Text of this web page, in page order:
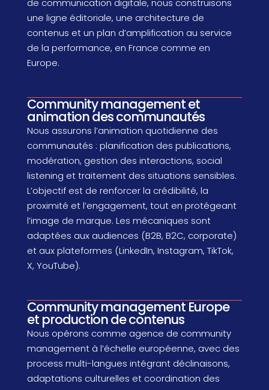
de communication digitale, nous construisons
une ligne éditoriale, une architecture de
contenus et un plan d’amplification au service
de la performance, en France comme en
Europe.
Community management et
animation des communautés
Nous assurons l’animation quotidienne des
communautés : planification des publications,
modération, gestion des interactions, social
listening et traitement des situations sensibles.
L’objectif est de renforcer la crédibilité, la
proximité et l’engagement, tout en protégeant
l’image de marque. Les mécaniques sont
adaptées aux audiences (B2B, B2C, corporate)
et aux plateformes (LinkedIn, Instagram, TikTok,
X, YouTube).
Community management Europe
et production de contenus
Nous opérons comme agence de community
management à l’échelle européenne, avec des
process multi-langues intégrant déclinaisons,
adaptations culturelles et coordination des